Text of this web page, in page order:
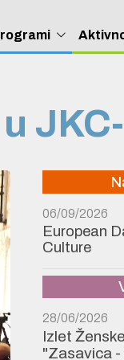
06/09/2026
European
Culture
28/06/2026
Izlet
"Zasavica